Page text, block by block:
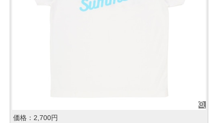
価格：2,700円